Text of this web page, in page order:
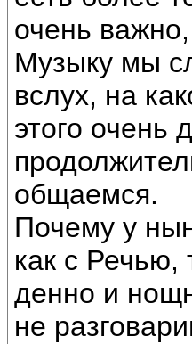
очень
Музыку мы
вслух, на
этого очень
общаемся.
Почему у
как с Речью,
денно и
не